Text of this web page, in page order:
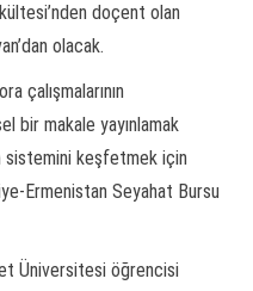
doçent olan
olacak.
çalışmalarının
bir makale yayınlamak
sistemini keşfetmek için
Ermenistan Seyahat Bursu
Üniversitesi öğrencisi